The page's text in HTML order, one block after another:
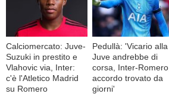
Calciomercato: Juve-
Suzuki in prestito e
Vlahovic via, Inter:
c'è l'Atletico Madrid
su Romero
Pedullà: 'Vicario alla
Juve andrebbe di
corsa, Inter-Romero,
accordo trovato da
giorni'